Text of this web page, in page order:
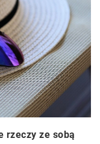
rzeczy ze sobą